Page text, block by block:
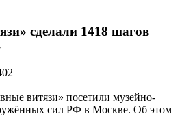
сделали 1418 шагов
витязи» посетили музейно-
сил РФ в Москве. Об этом